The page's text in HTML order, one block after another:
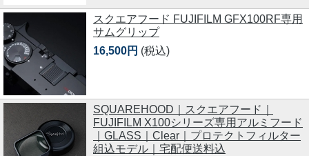
スクエアフード FUJIFILM GFX100RF専用
サムグリップ
16,500円 (税込)
SQUAREHOOD｜スクエアフード｜
FUJIFILM X100シリーズ専用アルミフード
｜GLASS｜Clear｜プロテクトフィルター
組込モデル｜宅配便送料込